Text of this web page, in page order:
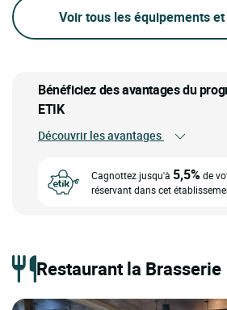
Voir tous les équipements
Bénéficiez des avantages du
ETIK
Découvrir les avantages
Cagnottez jusqu'à 5,5%de
réservant dans cet
Restaurant la Brasserie